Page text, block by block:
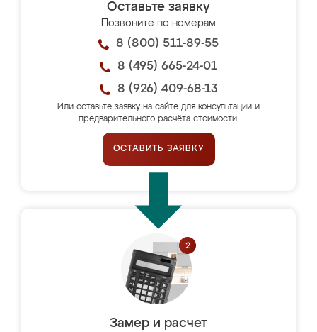
Оставьте заявку
Позвоните по номерам
8 (800) 511-89-55
8 (495) 665-24-01
8 (926) 409-68-13
Или оставьте заявку на сайте для консультации и
предварительного расчёта стоимости.
ОСТАВИТЬ ЗАЯВКУ
Замер и расчет